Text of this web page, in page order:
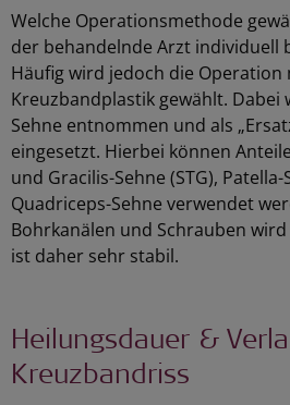
Welche Operationsmethode
der behandelnde Arzt individuell
Häufig wird jedoch die Operation
Kreuzbandplastik gewählt. Dabei
Sehne entnommen und als
eingesetzt. Hierbei können
und Gracilis-Sehne (STG),
Quadriceps-Sehne verwendet
Bohrkanälen und Schrauben
ist daher sehr stabil.
Heilungsdauer &
Kreuzbandriss